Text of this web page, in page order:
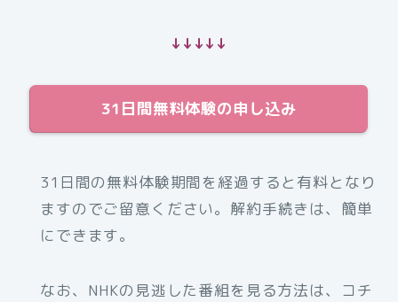
↓↓↓↓↓
31日間無料体験の申し込み
31日間の無料体験期間を経過すると有料となり
ますのでご留意ください。解約手続きは、簡単
にできます。
なお、NHKの見逃した番組を見る方法は、コチ